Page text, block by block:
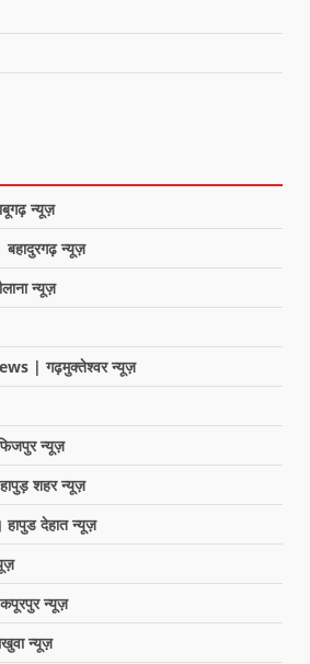
न्यूज़
न्यूज़
न्यूज़
| गढ़मुक्तेश्वर न्यूज़
न्यूज़
शहर न्यूज़
देहात न्यूज़
न्यूज़
न्यूज़